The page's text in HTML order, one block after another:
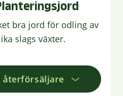
bra jord för odling av
slags växter.
återförsäljare